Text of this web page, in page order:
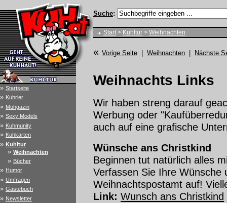
» Startseite
» Kuhrier
» Muhgazin
» Sexy Models
» Kuhmunity
» Kuhkarten
» Kuhltur
» Weihnachten
» Bücher
» Humor
» Umfragen
» Gästebuch
» Newsletter
Suche:
Start > Kuhltur > Weihnachten
« Vorige Seite Weihnachten Nächste
Weihnachts Links
Wir haben streng darauf
Werbung oder
auch auf eine grafische
Wünsche ans Christkind
Beginnen tut natürlich alles
Verfassen Sie Ihre Wünsche
Weihnachtspostamt auf!
Link: Wunsch ans Christkind